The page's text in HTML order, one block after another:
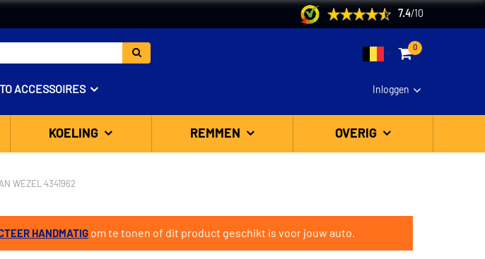
7.4/ 10
0
Inloggen
ACCESSOIRES
KOELING REMMEN OVERIG
WEZEL 4341962
HANDMATIG om te tonen of dit product geschikt is voor jouw auto.